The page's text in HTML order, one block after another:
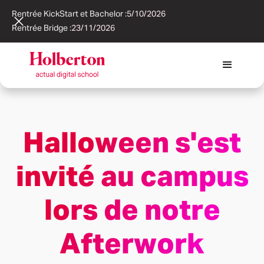
Rentrée KickStart et Bachelor :5/10/2026
Rentrée Bridge :23/11/2026
Halloween s'est
invité au campus
lors de notre
Afterwork